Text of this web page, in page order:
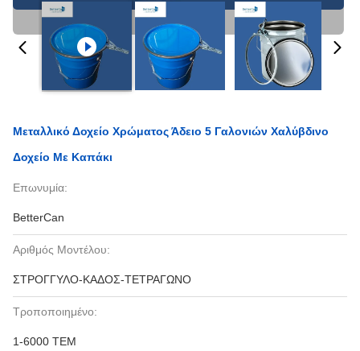
Μεταλλικό Δοχείο Χρώματος Άδειο 5 Γαλονιών Χαλύβδινο
Δοχείο Με Καπάκι
Επωνυμία:
BetterCan
Αριθμός Μοντέλου:
ΣΤΡΟΓΓΥΛΟ-ΚΑΔΟΣ-ΤΕΤΡΑΓΩΝΟ
Τροποποιημένο:
1-6000 ΤΕΜ